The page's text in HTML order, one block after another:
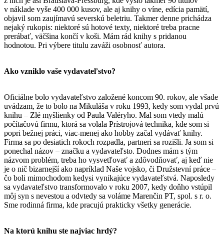
v náklade vyše 400 000 kusov, ale aj knihy o víne, edícia pamätí,
objavil som zaujímavú severskú beletriu. Takmer denne prichádza
nejaký rukopis: niektoré sú hotové texty, niektoré treba pracne
prerábať, väčšina končí v koši. Mám rád knihy s pridanou
hodnotou. Pri výbere titulu zaváži osobnosť autora.
Ako vzniklo vaše vydavateľstvo?
Oficiálne bolo vydavateľstvo založené koncom 90. rokov, ale všade
uvádzam, že to bolo na Mikuláša v roku 1993, kedy som vydal prvú
knihu – Zlé myšlienky od Paula Valéryho. Mal som vtedy malú
počítačovú firmu, ktorá sa volala Prístrojová technika, kde som si
popri bežnej práci, viac-menej ako hobby začal vydávať knihy.
Firma sa po desiatich rokoch rozpadla, partneri sa rozišli. Ja som si
ponechal názov – značku a vydavateľsto. Dodnes mám s tým
názvom problém, treba ho vysvetľovať a zdôvodňovať, aj keď nie
je o nič bizarnejší ako napríklad Naše vojsko, či Družstevní práce –
čo boli mimochodom kedysi vynikajúce vydavateľstvá. Naposledy
sa vydavateľstvo transformovalo v roku 2007, kedy doňho vstúpil
môj syn s nevestou a odvtedy sa voláme Marenčin PT, spol. s r. o.
Sme rodinná firma, kde pracujú prakticky všetky generácie.
Na ktorú knihu ste najviac hrdý?